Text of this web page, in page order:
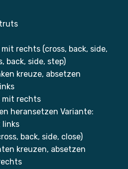
rechts (cross, back, side,
back, side, step)
kreuze, absetzen
mit rechts
heransetzen Variante:
links
back, side, close)
kreuzen, absetzen